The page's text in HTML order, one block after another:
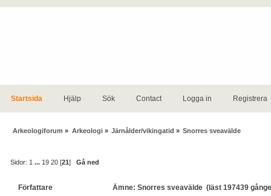
Startsida Hjälp Sök Contact Logga in Registrera
Arkeologiforum » Arkeologi» Järnålder/vikingatid » Snorres sveavälde
Sidor: 1 ... 19 20 [21]Gå ned
Författare Ämne: Snorres sveavälde (läst 197439